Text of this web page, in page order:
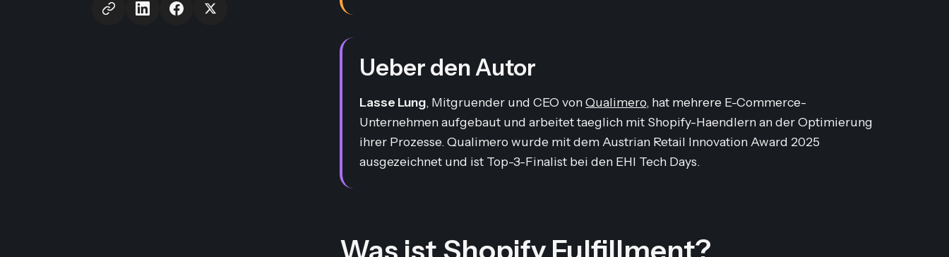
Ueber den Autor
Lasse Lung, Mitgruender und CEO vonQualimero, hat mehrere E-Commerce-
Unternehmen aufgebaut und arbeitet taeglich mit Shopify-Haendlern an der Optimierung
ihrer Prozesse. Qualimero wurde mit dem Austrian Retail Innovation Award 2025
ausgezeichnet und ist Top-3-Finalist bei den EHI Tech Days.